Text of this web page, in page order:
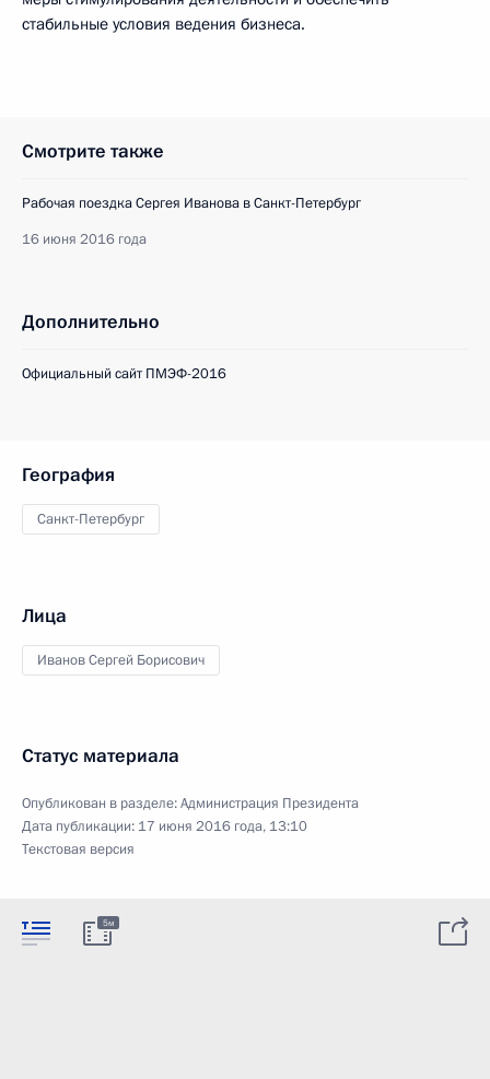
стабильные условия ведения бизнеса.
Смотрите также
Рабочая поездка Сергея Иванова в Санкт-Петербург
16 июня 2016 года
Дополнительно
Официальный сайт ПМЭФ-2016
География
Санкт-Петербург
Лица
Иванов Сергей Борисович
Статус материала
Опубликован в разделе:Администрация Президента
Дата публикации: 17 июня 2016 года, 13:10
Текстовая версия
5м